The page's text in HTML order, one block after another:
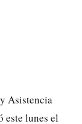
Asistencia
este lunes el